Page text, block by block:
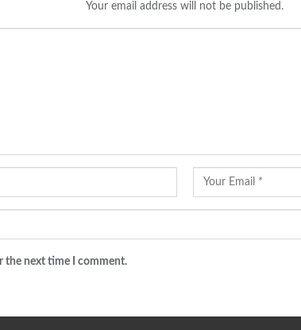
Your email address will not be published.
the next time I comment.